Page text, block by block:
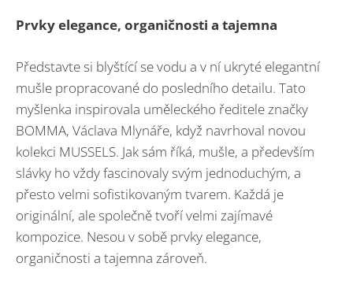
Prvky elegance, organičnosti a tajemna
Představte si blyštící se vodu a v ní ukryté elegantní
mušle propracované do posledního detailu. Tato
myšlenka inspirovala uměleckého ředitele značky
BOMMA, Václava Mlynáře, když navrhoval novou
kolekci MUSSELS. Jak sám říká, mušle, a především
slávky ho vždy fascinovaly svým jednoduchým, a
přesto velmi sofistikovaným tvarem. Každá je
originální, ale společně tvoří velmi zajímavé
kompozice. Nesou v sobě prvky elegance,
organičnosti a tajemna zároveň.